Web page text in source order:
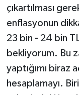
çıkartılması
enflasyonun
23 bin - 24 bin
bekliyorum. Bu
yaptığımı biraz
hesaplamayı.